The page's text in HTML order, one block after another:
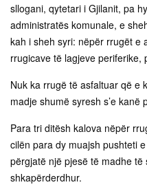
sllogani, qytetari i Gjilanit, pa
administratës komunale, e
kah i sheh syri: nëpër rrugët e
rrugicave të lagjeve periferike,
Nuk ka rrugë të asfaltuar që e
madje shumë syresh s’e kanë
Para tri ditësh kalova nëpër
cilën para dy muajsh pushteti
përgjatë një pjesë të madhe
shkapërderdhur.